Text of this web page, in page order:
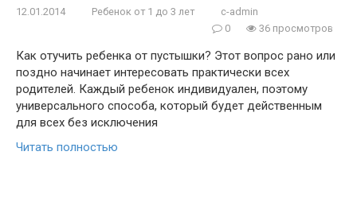
12.01.2014 Ребенок от 1 до 3 лет
c-admin
0
36 просмотров
Как отучить ребенка от пустышки? Этот вопрос рано или
поздно начинает интересовать практически всех
родителей. Каждый ребенок индивидуален, поэтому
универсального способа, который будет действенным
для всех без исключения
Читать полностью